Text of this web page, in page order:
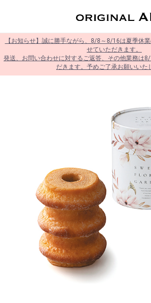
【お知らせ】誠に勝手ながら、8/8～8/16は夏季休
せていただきます。
発送、お問い合わせに対するご返答、その他業務は
だきます。予めご了承お願いいた